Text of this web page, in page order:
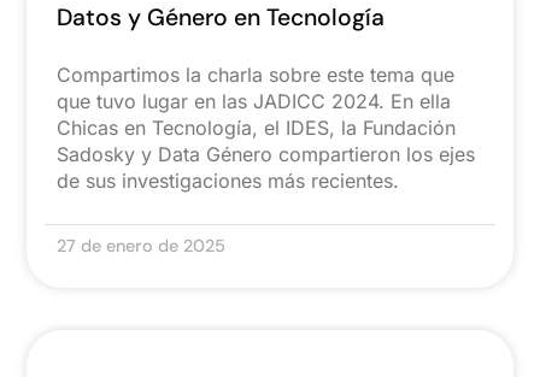
Datos y Género en Tecnología
Compartimos la charla sobre este tema que
que tuvo lugar en las JADICC 2024. En ella
Chicas en Tecnología, el IDES, la Fundación
Sadosky y Data Género compartieron los ejes
de sus investigaciones más recientes.
27 de enero de 2025